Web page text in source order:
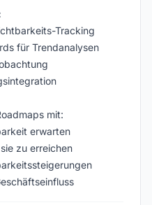
Tracking
für Trendanalysen
mit:
erwarten
zu erreichen